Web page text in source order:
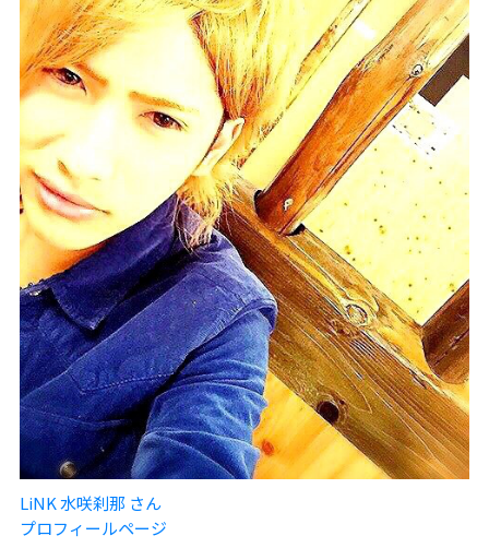
LiNK 水咲刹那 さん
プロフィールページ